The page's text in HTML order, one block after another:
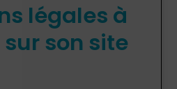
légales à
son site